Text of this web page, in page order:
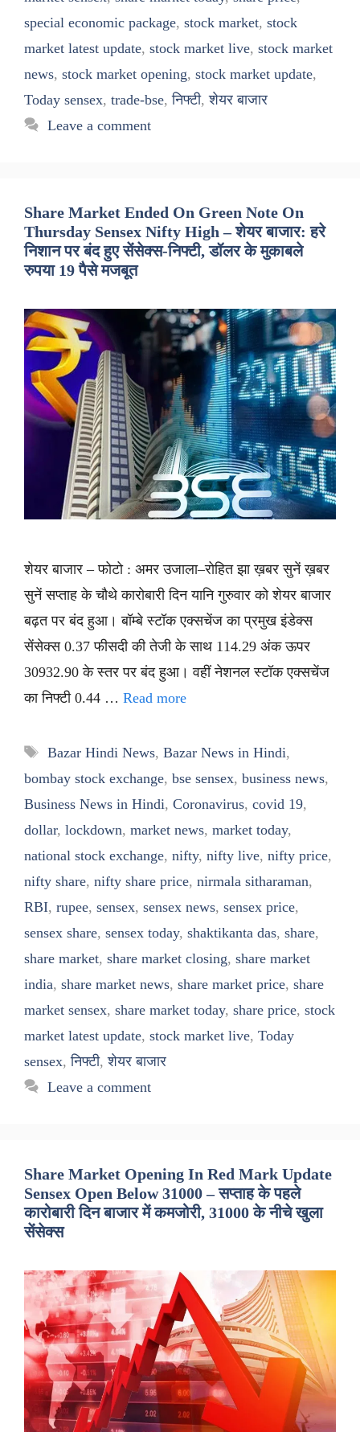
special economic package, stock market, stock
market latest update, stock market live, stock market
news, stock market opening, stock market update,
Today sensex, trade-bse,निफ्टी,शेयर बाजार
Leave a comment
Share Market Ended On Green Note On
Thursday Sensex Nifty High – शेयर बाजार: हरे
निशान पर बंद हुए सेंसेक्स-निफ्टी, डॉलर के मुकाबले
रुपया 19 पैसे मजबूत
शेयर बाजार – फोटो : अमर उजाला–रोहित झा ख़बर सुनें ख़बर
सुनें सप्ताह के चौथे कारोबारी दिन यानि गुरुवार को शेयर बाजार
बढ़त पर बंद हुआ। बॉम्बे स्टॉक एक्सचेंज का प्रमुख इंडेक्स
सेंसेक्स 0.37 फीसदी की तेजी के साथ 114.29 अंक ऊपर
30932.90 के स्तर पर बंद हुआ। वहीं नेशनल स्टॉक एक्सचेंज
का निफ्टी 0.44 … Read more
Tags
Bazar Hindi News, Bazar News in Hindi,
bombay stock exchange, bse sensex, business news,
Business News in Hindi, Coronavirus, covid 19,
dollar, lockdown, market news, market today,
national stock exchange, nifty, nifty live, nifty price,
nifty share, nifty share price, nirmala sitharaman,
RBI, rupee, sensex, sensex news, sensex price,
sensex share, sensex today, shaktikanta das, share,
share market, share market closing, share market
india, share market news, share market price, share
market sensex, share market today, share price, stock
market latest update, stock market live, Today
sensex,निफ्टी,शेयर बाजार
Leave a comment
Share Market Opening In Red Mark Update
Sensex Open Below 31000 – सप्ताह के पहले
कारोबारी दिन बाजार में कमजोरी, 31000 के नीचे खुला
सेंसेक्स